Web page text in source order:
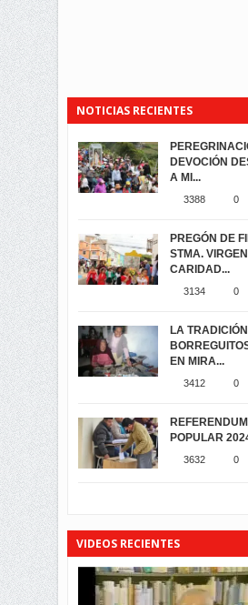
NOTICIAS RECIENTES
DEVOCIÓN
A MI...
3388 0
PREGÓN DE
STMA.
CARIDAD...
3134 0
LA
EN MIRA...
3412 0
POPULAR
3632 0
PROCESIÓN
DE LA
3059
-ENCENDIDO
...
MIRA
3439
TRIUNFO DE...
SEGUNDA
ELECCIONES
M...
ELECCION
SEGUNDA
VIRTUALES
POR LA
CARCHI...
MIRA.EC FUE
VIDEOS RECIENTES